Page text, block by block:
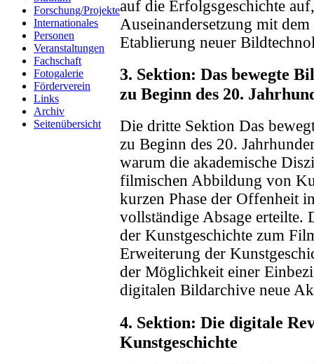
Forschung/Projekte
Internationales
Personen
Veranstaltungen
Fachschaft
Fotogalerie
Förderverein
Links
Archiv
Seitenübersicht
auf die Erfolgsgeschichte
Auseinandersetzung mit
Etablierung neuer
3. Sektion: Das bewegte
zu Beginn des 20.
Die dritte Sektion Das
zu Beginn des 20.
warum die akademische
filmischen Abbildung von
kurzen Phase der Offenheit
vollständige Absage erteilte.
der Kunstgeschichte zum
Erweiterung der
der Möglichkeit einer
digitalen Bildarchive neue
4. Sektion: Die digitale
Kunstgeschichte